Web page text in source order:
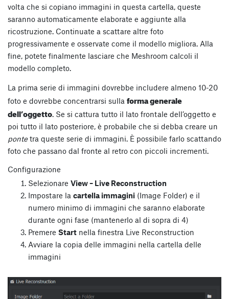
volta che si copiano immagini in questa cartella, queste
saranno automaticamente elaborate e aggiunte alla
ricostruzione. Continuate a scattare altre foto
progressivamente e osservate come il modello migliora. Alla
fine, potete finalmente lasciare che Meshroom calcoli il
modello completo.
La prima serie di immagini dovrebbe includere almeno 10-20
foto e dovrebbe concentrarsi sulla forma generale
dell’oggetto. Se si cattura tutto il lato frontale dell’oggetto e
poi tutto il lato posteriore, è probabile che si debba creare un
pontetra queste serie di immagini. È possibile farlo scattando
foto che passano dal fronte al retro con piccoli incrementi.
Configurazione
Selezionare View – Live Reconstruction
Impostare la cartella immagini (Image Folder) e il
numero minimo di immagini che saranno elaborate
durante ogni fase (mantenerlo al di sopra di 4)
Premere Start nella finestra Live Reconstruction
Avviare la copia delle immagini nella cartella delle
immagini